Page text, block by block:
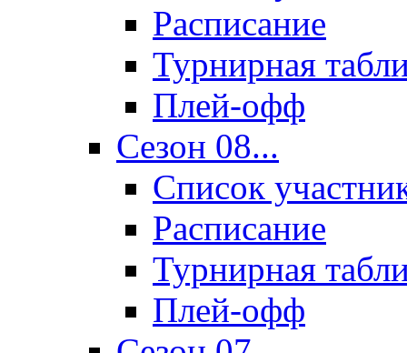
Расписание
Турнирная
Плей-офф
Сезон 08...
Список
Расписание
Турнирная
Плей-офф